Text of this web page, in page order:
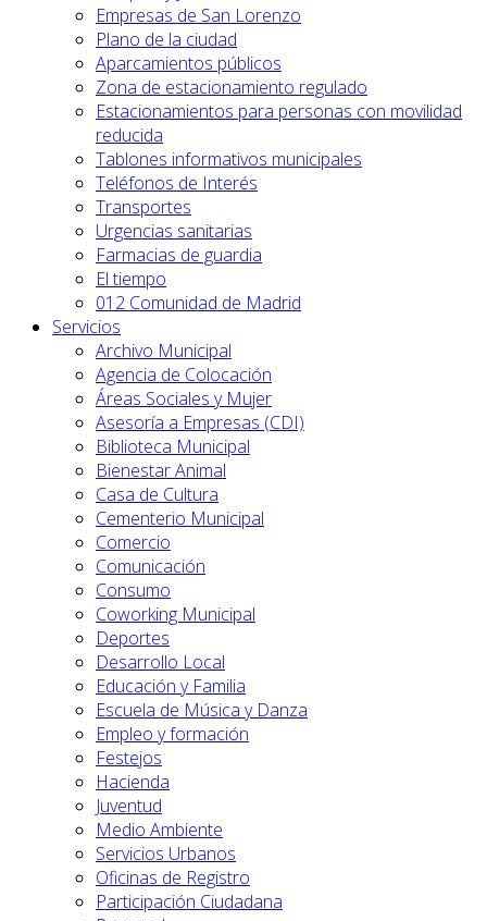
Empresas de San Lorenzo
Plano de la ciudad
Aparcamientos públicos
Zona de estacionamiento regulado
Estacionamientos para personas con movilidad
reducida
Tablones informativos municipales
Teléfonos de Interés
Transportes
Urgencias sanitarias
Farmacias de guardia
El tiempo
012 Comunidad de Madrid
Servicios
Archivo Municipal
Agencia de Colocación
Áreas Sociales y Mujer
Asesoría a Empresas (CDI)
Biblioteca Municipal
Bienestar Animal
Casa de Cultura
Cementerio Municipal
Comercio
Comunicación
Consumo
Coworking Municipal
Deportes
Desarrollo Local
Educación y Familia
Escuela de Música y Danza
Empleo y formación
Festejos
Hacienda
Juventud
Medio Ambiente
Servicios Urbanos
Oficinas de Registro
Participación Ciudadana